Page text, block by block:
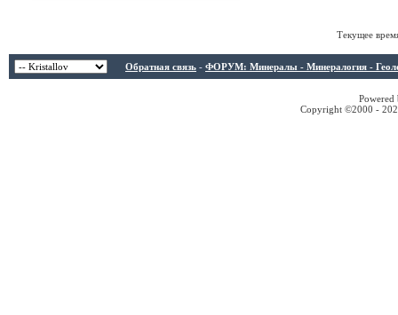
Текущее
Обратная связь - ФОРУМ: Минералы - Минералогия -
Copyright ©2000 -